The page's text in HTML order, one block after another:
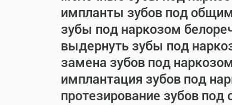
импланты зубов под
зубы под наркозом
выдернуть зубы под
замена зубов под
имплантация зубов под
протезирование зубов